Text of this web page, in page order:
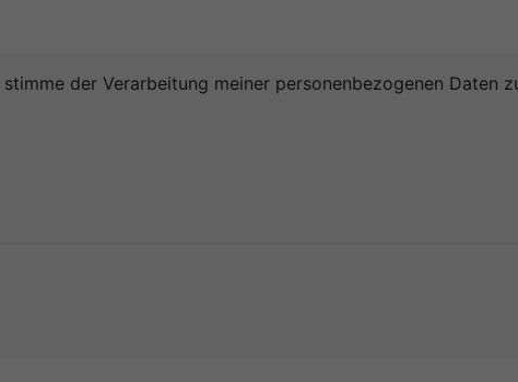
stimme der Verarbeitung meiner personenbezogenen Daten